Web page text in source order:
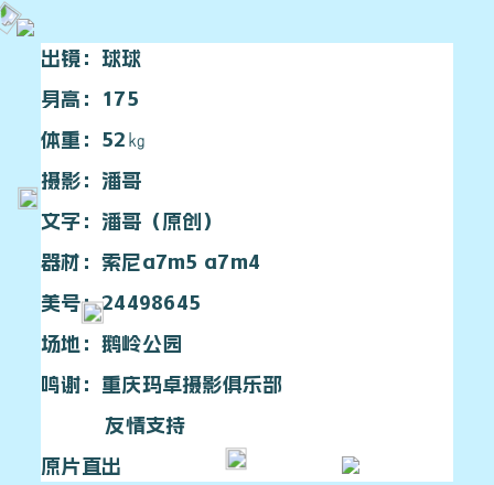
出镜：球球
身高：175
体重：52㎏
摄影：潘哥
文字：潘哥（原创）
器材：索尼a7m5 a7m4
美号：24498645
场地：鹅岭公园
鸣谢：重庆玛卓摄影俱乐部
友情支持
原片直出